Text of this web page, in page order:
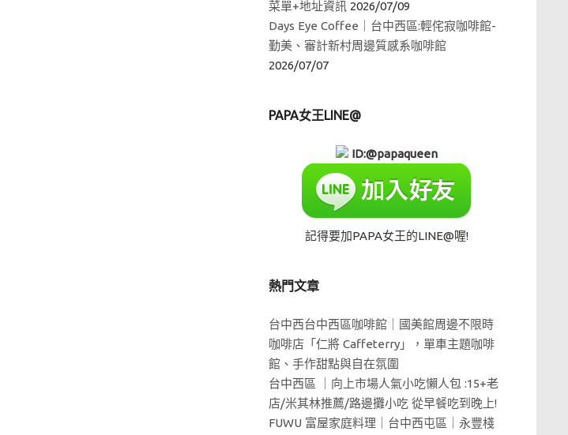
菜單+地址資訊 2026/07/09
Days Eye Coffee｜台中西區:輕侘寂咖啡館-
勤美、審計新村周邊質感系咖啡館
2026/07/07
PAPA女王LINE@
ID:@papaqueen
記得要加PAPA女王的LINE@喔!
熱門文章
台中西台中西區咖啡館｜國美館周邊不限時
咖啡店「仁將 Caffeterry」，單車主題咖啡
館、手作甜點與自在氛圍
台中西區 ｜向上市場人氣小吃懶人包 :15+老
店/米其林推薦/路邊攤小吃 從早餐吃到晚上!
FUWU 富屋家庭料理｜台中西屯區｜永豐棧